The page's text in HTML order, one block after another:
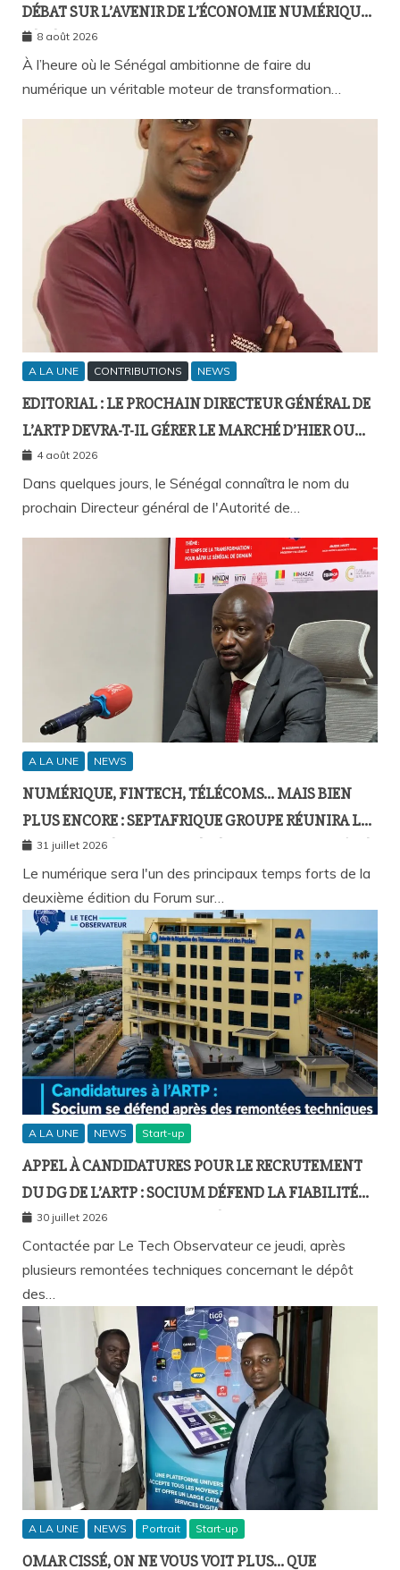
DÉBAT SUR L’AVENIR DE L’ÉCONOMIE NUMÉRIQUE
SÉNÉGALAISE
8 août 2026
À l’heure où le Sénégal ambitionne de faire du
numérique un véritable moteur de transformation…
A LA UNE CONTRIBUTIONS NEWS
EDITORIAL : LE PROCHAIN DIRECTEUR GÉNÉRAL DE
L’ARTP DEVRA-T-IL GÉRER LE MARCHÉ D’HIER OU
CELUI DE DEMAIN ?
4 août 2026
Dans quelques jours, le Sénégal connaîtra le nom du
prochain Directeur général de l'Autorité de…
A LA UNE NEWS
NUMÉRIQUE, FINTECH, TÉLÉCOMS… MAIS BIEN
PLUS ENCORE : SEPTAFRIQUE GROUPE RÉUNIRA LE
GOTHA DE L’ÉCONOMIE SÉNÉGALAISE LE 10 AOÛT À
DAKAR
31 juillet 2026
Le numérique sera l'un des principaux temps forts de la
deuxième édition du Forum sur…
A LA UNE NEWS Start-up
APPEL À CANDIDATURES POUR LE RECRUTEMENT
DU DG DE L’ARTP : SOCIUM DÉFEND LA FIABILITÉ
DE SA PLATEFORME MALGRÉ PLUSIEURS
REMONTÉES TECHNIQUES
30 juillet 2026
Contactée par Le Tech Observateur ce jeudi, après
plusieurs remontées techniques concernant le dépôt
des…
A LA UNE NEWS Portrait Start-up
OMAR CISSÉ, ON NE VOUS VOIT PLUS… QUE